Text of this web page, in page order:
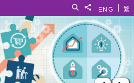
繁
ENG
分享給
搜寻